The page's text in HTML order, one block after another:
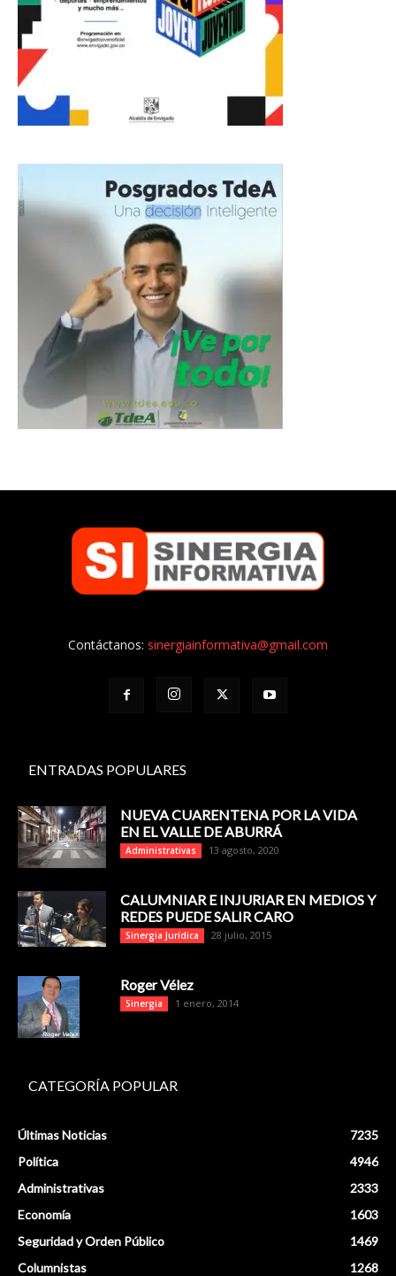
Contáctanos: sinergiainformativa@gmail.com
ENTRADAS POPULARES
NUEVA CUARENTENA POR LA VIDA
EN EL VALLE DE ABURRÁ
Administrativas 13 agosto, 2020
CALUMNIAR E INJURIAR EN MEDIOS Y
REDES PUEDE SALIR CARO
Sinergia Jurídica 28 julio, 2015
Roger Vélez
Sinergia 1 enero, 2014
CATEGORÍA POPULAR
Últimas Noticias
7235
Política
4946
Administrativas
2333
Economía
1603
Seguridad y Orden Público
1469
Columnistas
1268